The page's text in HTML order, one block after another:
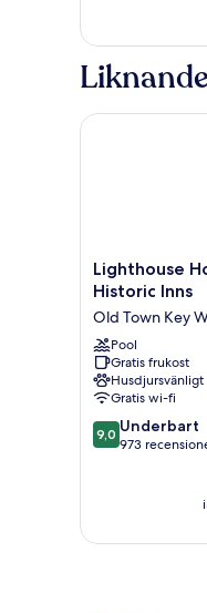
mot
marinan
fyrbäddsrum
icke-
-
Lighthouse
Hotel
Key
West
Historic
Inns
Old
Town
Key
Lighthouse
Historic Inns
Old Town Key
Pool
Gratis frukost
Husdjursvänligt
Gratis wi-fi
9.0
av
9,0 Underbart
973
Lighthouse